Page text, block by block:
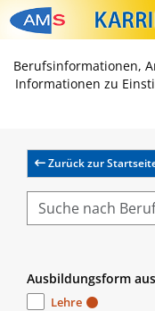
Berufsinformationen,
Informationen zu
Zurück zur
Ausbildungsform
Lehre